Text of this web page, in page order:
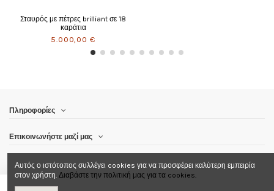
πέτρες brilliant σε 18
Πληροφορίες
Επικοινωνήστε μαζί μας
Ακολούθησε μας
Ενημερωτικό δελτίο
Αυτός ο ιστότοπος συλλέγει cookies για να προσφέρει καλύτερη εμπειρία
στον χρήστη. Διαβάστε την πολιτική μας για τα cookies.